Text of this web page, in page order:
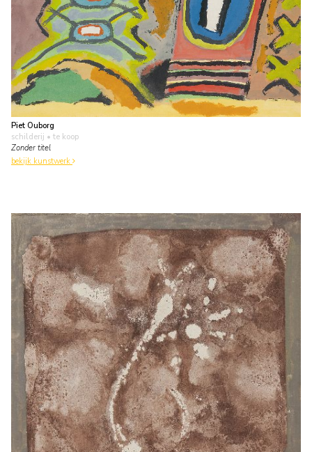
Piet Ouborg
schilderij • te koop
Zonder titel
bekijk kunstwerk